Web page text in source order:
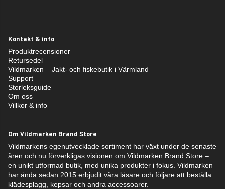
Kontakt & info
Produktrecensioner
Retursedel
Vildmarken – Jakt- och fiskebutik i Värmland
Support
Storleksguide
Om oss
Villkor & info
Om Vildmarken Brand Store
Vildmarkens egenutvecklade sortiment har växt under de senaste
åren och nu förverkligas visionen om Vildmarken Brand Store –
en unikt utformad butik, med unika produkter i fokus. Vildmarken
har ända sedan 2015 erbjudit våra läsare och följare att beställa
klädesplagg, kepsar och andra accessoarer.